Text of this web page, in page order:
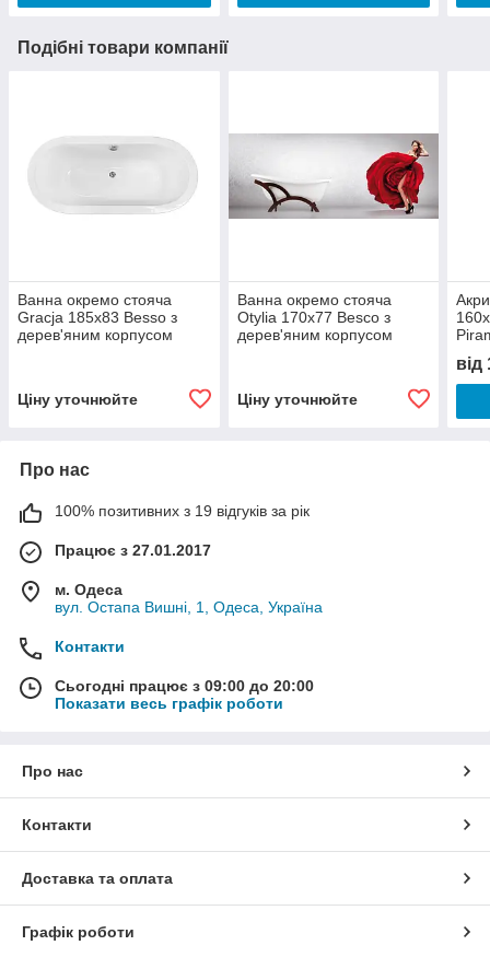
Подібні товари компанії
Ванна окремо стояча
Gracja 185x83 Besso з
дерев'яним корпусом
Ціну уточнюйте
Ванна окремо стояча
Otylia 170x77 Besco з
дерев'яним корпусом
Ціну уточнюйте
від
Про нас
100% позитивних з 19 відгуків за рік
Працює з 27.01.2017
м. Одеса
вул. Остапа Вишні, 1, Одеса, Україна
Контакти
Сьогодні працює з 09:00 до 20:00
Показати весь графік роботи
Про нас
Контакти
Доставка та оплата
Графік роботи